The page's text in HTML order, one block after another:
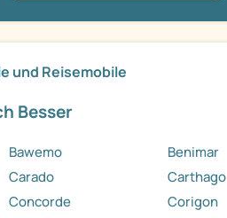
und Reisemobile
Besser
Bawemo Benimar
Carado Carthago
Concorde Corigon